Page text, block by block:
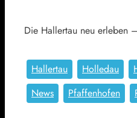
Die Hallertau neu erleben
Hallertau Holledau
News
Pfaffenhofen